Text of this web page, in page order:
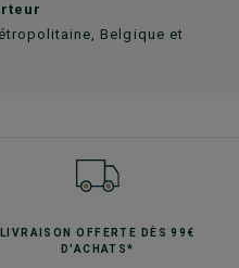
Belgique et
LIVRAISON OFFERTE
DÈS 99€
D'ACHATS*